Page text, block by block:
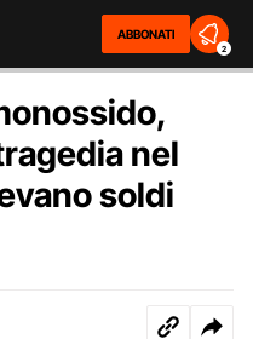
ABBONATI
2
nel
soldi